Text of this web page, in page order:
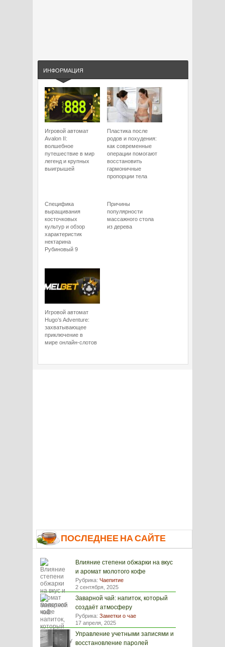
ИНФОРМАЦИЯ
Игровой автомат
Avalon II:
волшебное
путешествие в мир
легенд и крупных
выигрышей
Пластика после
родов и похудения:
как современные
операции помогают
восстановить
гармоничные
пропорции тела
Специфика
выращивания
косточковых
культур и обзор
характеристик
нектарина
Рубиновый 9
Причины
популярности
массажного стола
из дерева
Игровой автомат
Hugo’s Adventure:
захватывающее
приключение в
мире онлайн-слотов
ПОСЛЕДНЕЕ НА САЙТЕ
Влияние степени обжарки на вкус
и аромат молотого кофе
Рубрика: Чаепитие
2 сентября, 2025
Заварной чай: напиток, который
создаёт атмосферу
Рубрика: Заметки о чае
17 апреля, 2025
Управление учетными записями и
восстановление паролей